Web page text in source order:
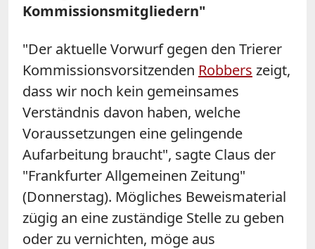
Kommissionsmitgliedern"
"Der aktuelle Vorwurf gegen den Trierer
Kommissionsvorsitzenden Robbers zeigt,
dass wir noch kein gemeinsames
Verständnis davon haben, welche
Voraussetzungen eine gelingende
Aufarbeitung braucht", sagte Claus der
"Frankfurter Allgemeinen Zeitung"
(Donnerstag). Mögliches Beweismaterial
zügig an eine zuständige Stelle zu geben
oder zu vernichten, möge aus